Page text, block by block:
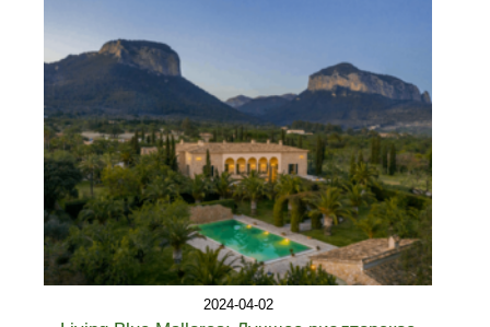
2024-04-02